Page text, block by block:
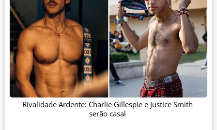
Rivalidade Ardente: Charlie Gillespie e Justice Smith
serão casal